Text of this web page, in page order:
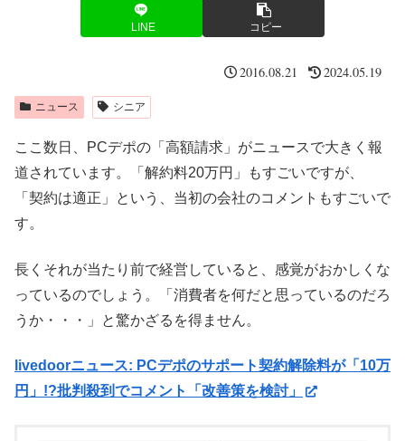
LINE コピー
2016.08.21 2024.05.19
ニュース シニア
ここ数日、PCデポの「高額請求」がニュースで大きく報
道されています。「解約料20万円」もすごいですが、
「契約は適正」という、当初の会社のコメントもすごいで
す。
長くそれが当たり前で経営していると、感覚がおかしくな
っているのでしょう。「消費者を何だと思っているのだろ
うか・・・」と驚かざるを得ません。
livedoorニュース: PCデポのサポート契約解除料が「10万
円」!?批判殺到でコメント「改善策を検討」